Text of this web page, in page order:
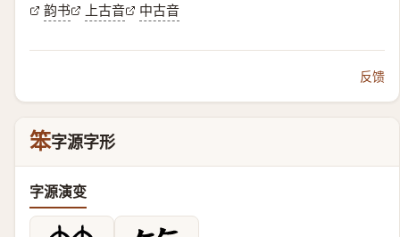
韵书 上古音 中古音
反馈
笨字源字形
字源演变